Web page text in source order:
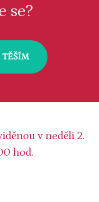
se?
TĚŠÍM
v neděli 2.
hod.